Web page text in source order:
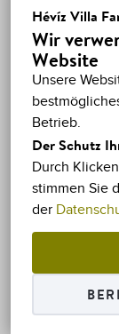
Hévíz Villa
Wir
Website
Unsere
Betrieb.
Der Schutz
Durch
stimmen Sie
der
Bei uns
bezahlen!
Buchen Sie
Sie bei
4
Vorsaison
/2 Personen/